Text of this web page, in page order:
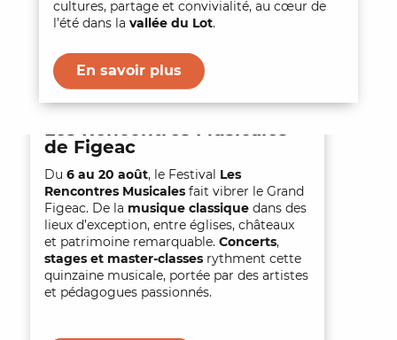
cultures, partage et convivialité, au cœur de
l’été dans la vallée du Lot.
En savoir plus
Les Rencontres Musicales
de Figeac
Du 6 au 20 août, le Festival Les
Rencontres Musicales fait vibrer le Grand
Figeac. De la musique classique dans des
lieux d’exception, entre églises, châteaux
et patrimoine remarquable. Concerts,
stages et master-classes rythment cette
quinzaine musicale, portée par des artistes
et pédagogues passionnés.